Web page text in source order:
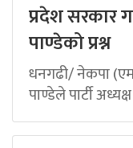
प्रदेश सरकार
पाण्डेको प्रश्न
धनगढी/ नेकपा
पाण्डेले पार्टी